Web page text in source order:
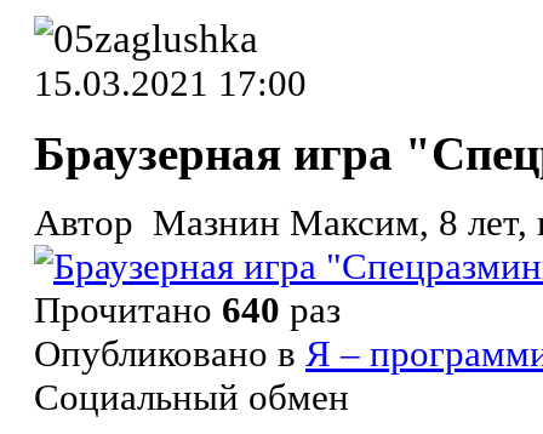
15.03.2021 17:00
Браузерная игра
Автор Мазнин Максим, 8 лет,
Прочитано 640 раз
Опубликовано в Я –
Социальный обмен